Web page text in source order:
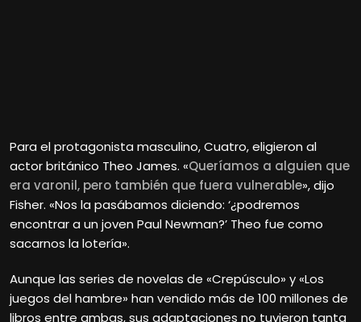
Para el protagonista masculino, Cuatro, eligieron al
actor británico Theo James. «Queríamos a alguien que
era varonil, pero también que fuera vulnerable», dijo
Fisher. «Nos la pasábamos diciendo: ‘¿podremos
encontrar a un joven Paul Newman?’ Theo fue como
sacarnos la lotería».
Aunque las series de novelas de «Crepúsculo» y «Los
juegos del hambre» han vendido más de 100 millones de
libros entre ambas, sus adaptaciones no tuvieron tanta